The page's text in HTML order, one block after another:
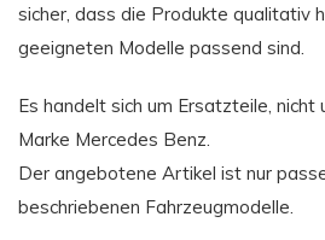
sicher, dass die Produkte qualitativ
geeigneten Modelle passend sind.
Es handelt sich um Ersatzteile, nicht
Marke Mercedes Benz.
Der angebotene Artikel ist nur
beschriebenen Fahrzeugmodelle.